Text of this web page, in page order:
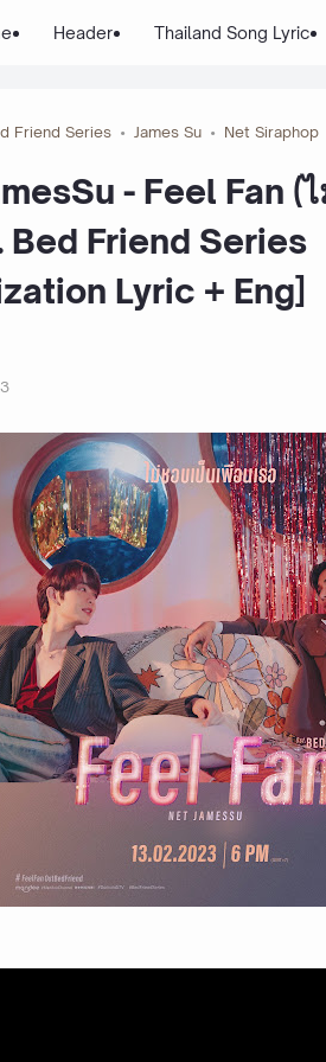
Header Thailand Song Lyric
Friend Series James Su Net Siraphop
- Feel Fan (
Bed Friend Series
Lyric + Eng]